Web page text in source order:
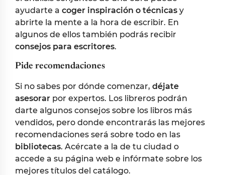
ayudarte a coger inspiración o técnicas y
abrirte la mente a la hora de escribir. En
algunos de ellos también podrás recibir
consejos para escritores.
Pide recomendaciones
Si no sabes por dónde comenzar, déjate
asesorar por expertos. Los libreros podrán
darte algunos consejos sobre los libros más
vendidos, pero donde encontrarás las mejores
recomendaciones será sobre todo en las
bibliotecas. Acércate a la de tu ciudad o
accede a su página web e infórmate sobre los
mejores títulos del catálogo.